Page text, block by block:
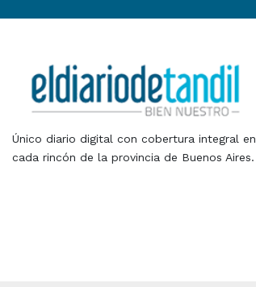
Único diario digital con cobertura integral en
cada rincón de la provincia de Buenos Aires.